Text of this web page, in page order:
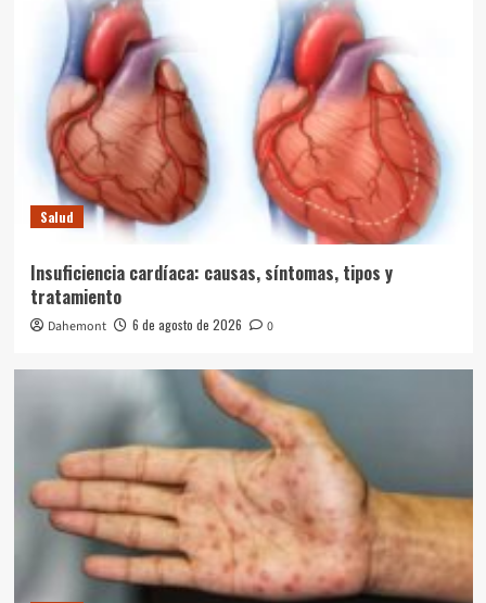
Salud
Insuficiencia cardíaca: causas, síntomas, tipos y
tratamiento
Dahemont 6 de agosto de 2026 0